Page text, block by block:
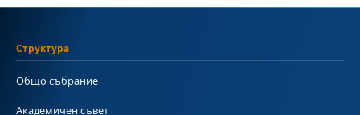
Структура
Общо събрание
Академичен съвет